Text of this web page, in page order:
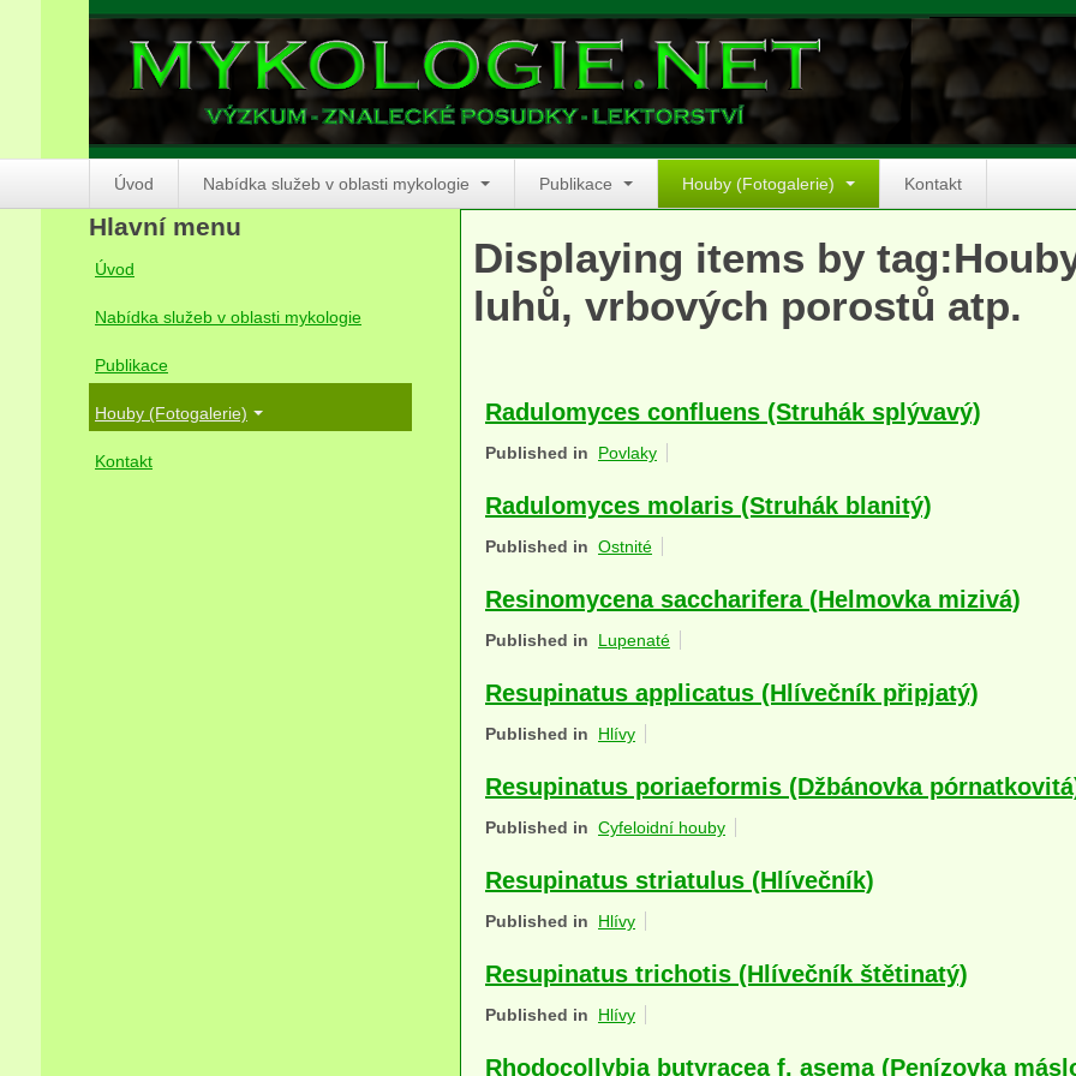
Úvod Nabídka služeb v oblasti mykologie Publikace Houby (Fotogalerie) Kontakt
Displaying items by
luhů, vrbových porostů atp.
Radulomyces confluens (Struhák splývavý)
Published in Povlaky
Radulomyces molaris (Struhák blanitý)
Published in Ostnité
Resinomycena saccharifera (Helmovka mizivá)
Published in Lupenaté
Resupinatus applicatus (Hlívečník připjatý)
Published in Hlívy
Resupinatus poriaeformis (Džbánovka
Published in Cyfeloidní houby
Resupinatus striatulus (Hlívečník)
Published in Hlívy
Resupinatus trichotis (Hlívečník štětinatý)
Published in Hlívy
Rhodocollybia butyracea f. asema (Penízovka
Hlavní menu
Úvod
Nabídka služeb v oblasti mykologie
Publikace
Houby (Fotogalerie)
Kontakt